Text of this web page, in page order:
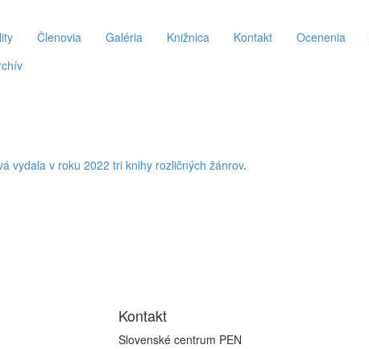
Členovia Galéria Knižnica Kontakt Ocenenia
vydala v roku 2022 tri knihy rozličných žánrov.
Kontakt
Slovenské centrum PEN